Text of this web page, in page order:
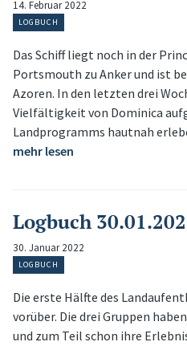
14. Februar 2022
LOGBUCH
Das Schiff liegt noch in der
Portsmouth zu Anker und ist
Azoren. In den letzten drei
Vielfältigkeit von Dominica
Landprogramms hautnah
mehr lesen
Logbuch
30. Januar 2022
LOGBUCH
Die erste Hälfte des
vorüber. Die drei Gruppen
und zum Teil schon ihre